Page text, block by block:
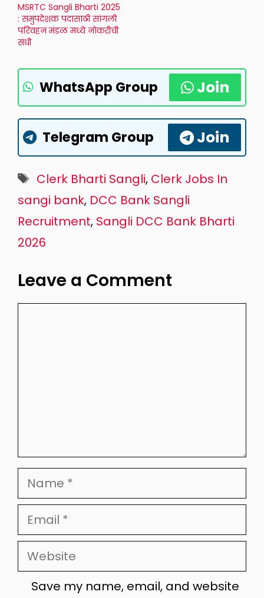
MSRTC Sangli Bharti 2025
: समुपदेशक पदासाठी सांगली
परिवहन मंडळ मध्ये नोकरीची
संधी
WhatsApp Group Join
Telegram Group Join
Tags
Clerk Bharti Sangli, Clerk Jobs In
sangi bank, DCC Bank Sangli
Recruitment, Sangli DCC Bank Bharti
2026
Leave a Comment
Name
Email
Website
Save my name, email, and website